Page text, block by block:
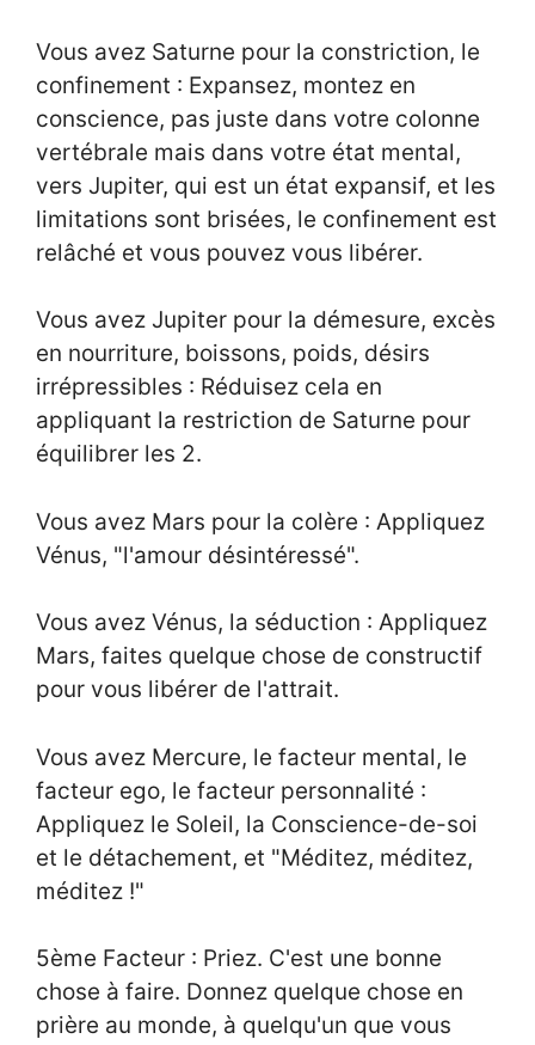
Vous avez Saturne pour la constriction, le
confinement : Expansez, montez en
conscience, pas juste dans votre colonne
vertébrale mais dans votre état mental,
vers Jupiter, qui est un état expansif, et les
limitations sont brisées, le confinement est
relâché et vous pouvez vous libérer.
Vous avez Jupiter pour la démesure, excès
en nourriture, boissons, poids, désirs
irrépressibles : Réduisez cela en
appliquant la restriction de Saturne pour
équilibrer les 2.
Vous avez Mars pour la colère : Appliquez
Vénus, "l'amour désintéressé".
Vous avez Vénus, la séduction : Appliquez
Mars, faites quelque chose de constructif
pour vous libérer de l'attrait.
Vous avez Mercure, le facteur mental, le
facteur ego, le facteur personnalité :
Appliquez le Soleil, la Conscience-de-soi
et le détachement, et "Méditez, méditez,
méditez !"
5ème Facteur : Priez. C'est une bonne
chose à faire. Donnez quelque chose en
prière au monde, à quelqu'un que vous